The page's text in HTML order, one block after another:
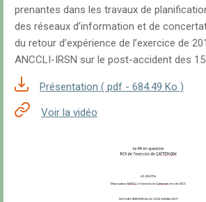
prenantes dans les travaux de
des réseaux d’information et de
du retour d’expérience de l’exercice de
ANCCLI-IRSN sur le post-accident des
Présentation ( pdf - 684.49 Ko )
Voir la vidéo